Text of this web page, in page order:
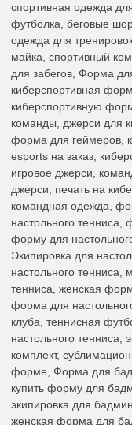
спортивная одежда
футболка, беговые
одежда для
майка, спортивный
для забегов, Форма
киберспортивная
киберспортивную
команды, джерси для
форма для геймеров,
esports на заказ,
игровое джерси,
джерси, печать на
командная одежда,
настольного тенниса,
форму для
Экипировка для
настольного тенниса,
тенниса, женская
форма для
клуба, теннисная
настольного тенниса,
комплект,
форме, Форма для
купить форму для
экипировка для
женская форма для